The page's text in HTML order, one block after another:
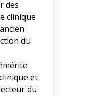
des
clinique
du
et
du